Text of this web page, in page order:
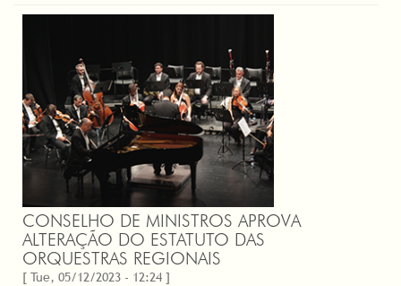
CONSELHO DE MINISTROS APROVA
ALTERAÇÃO DO ESTATUTO DAS
ORQUESTRAS REGIONAIS
[ Tue, 05/12/2023 - 12:24 ]